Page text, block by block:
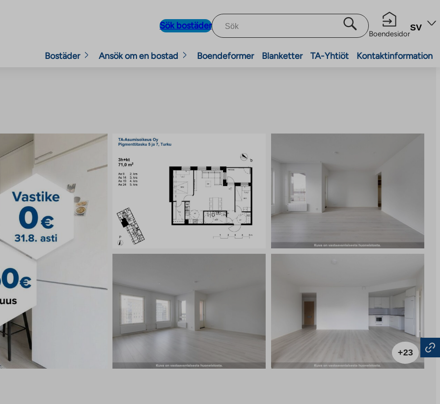
Sök bostäder
Boendesidor
SV
Bostäder Ansök om en bostad Boendeformer Blanketter TA-Yhtiöt Kontaktinformation
+23